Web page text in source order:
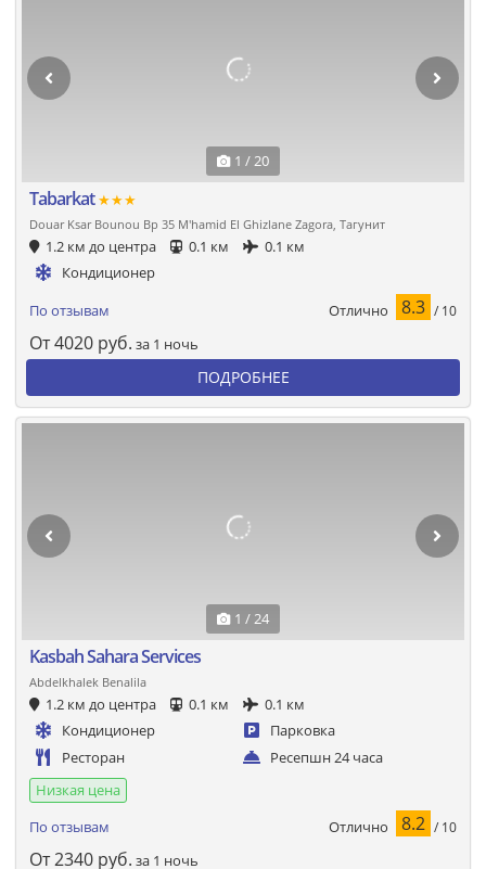
1 / 20
Tabarkat★★★
Douar Ksar Bounou Bp 35 M'hamid El Ghizlane Zagora, Тагунит
1.2 км до центра 0.1 км
0.1 км
Кондиционер
По отзывам Отлично 8.3 / 10
От4020 руб. за 1 ночь
ПОДРОБНЕЕ
1 / 24
Kasbah Sahara Services
Abdelkhalek Benalila
1.2 км до центра 0.1 км
0.1 км
Кондиционер
Парковка
Ресторан
Ресепшн 24 часа
Низкая цена
По отзывам
Отлично 8.2 / 10
От2340 руб. за 1 ночь